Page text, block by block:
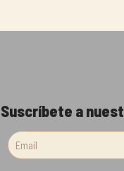
Suscríbete a